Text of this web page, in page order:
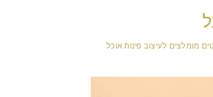
מומלצים לעיצוב פינות אוכל